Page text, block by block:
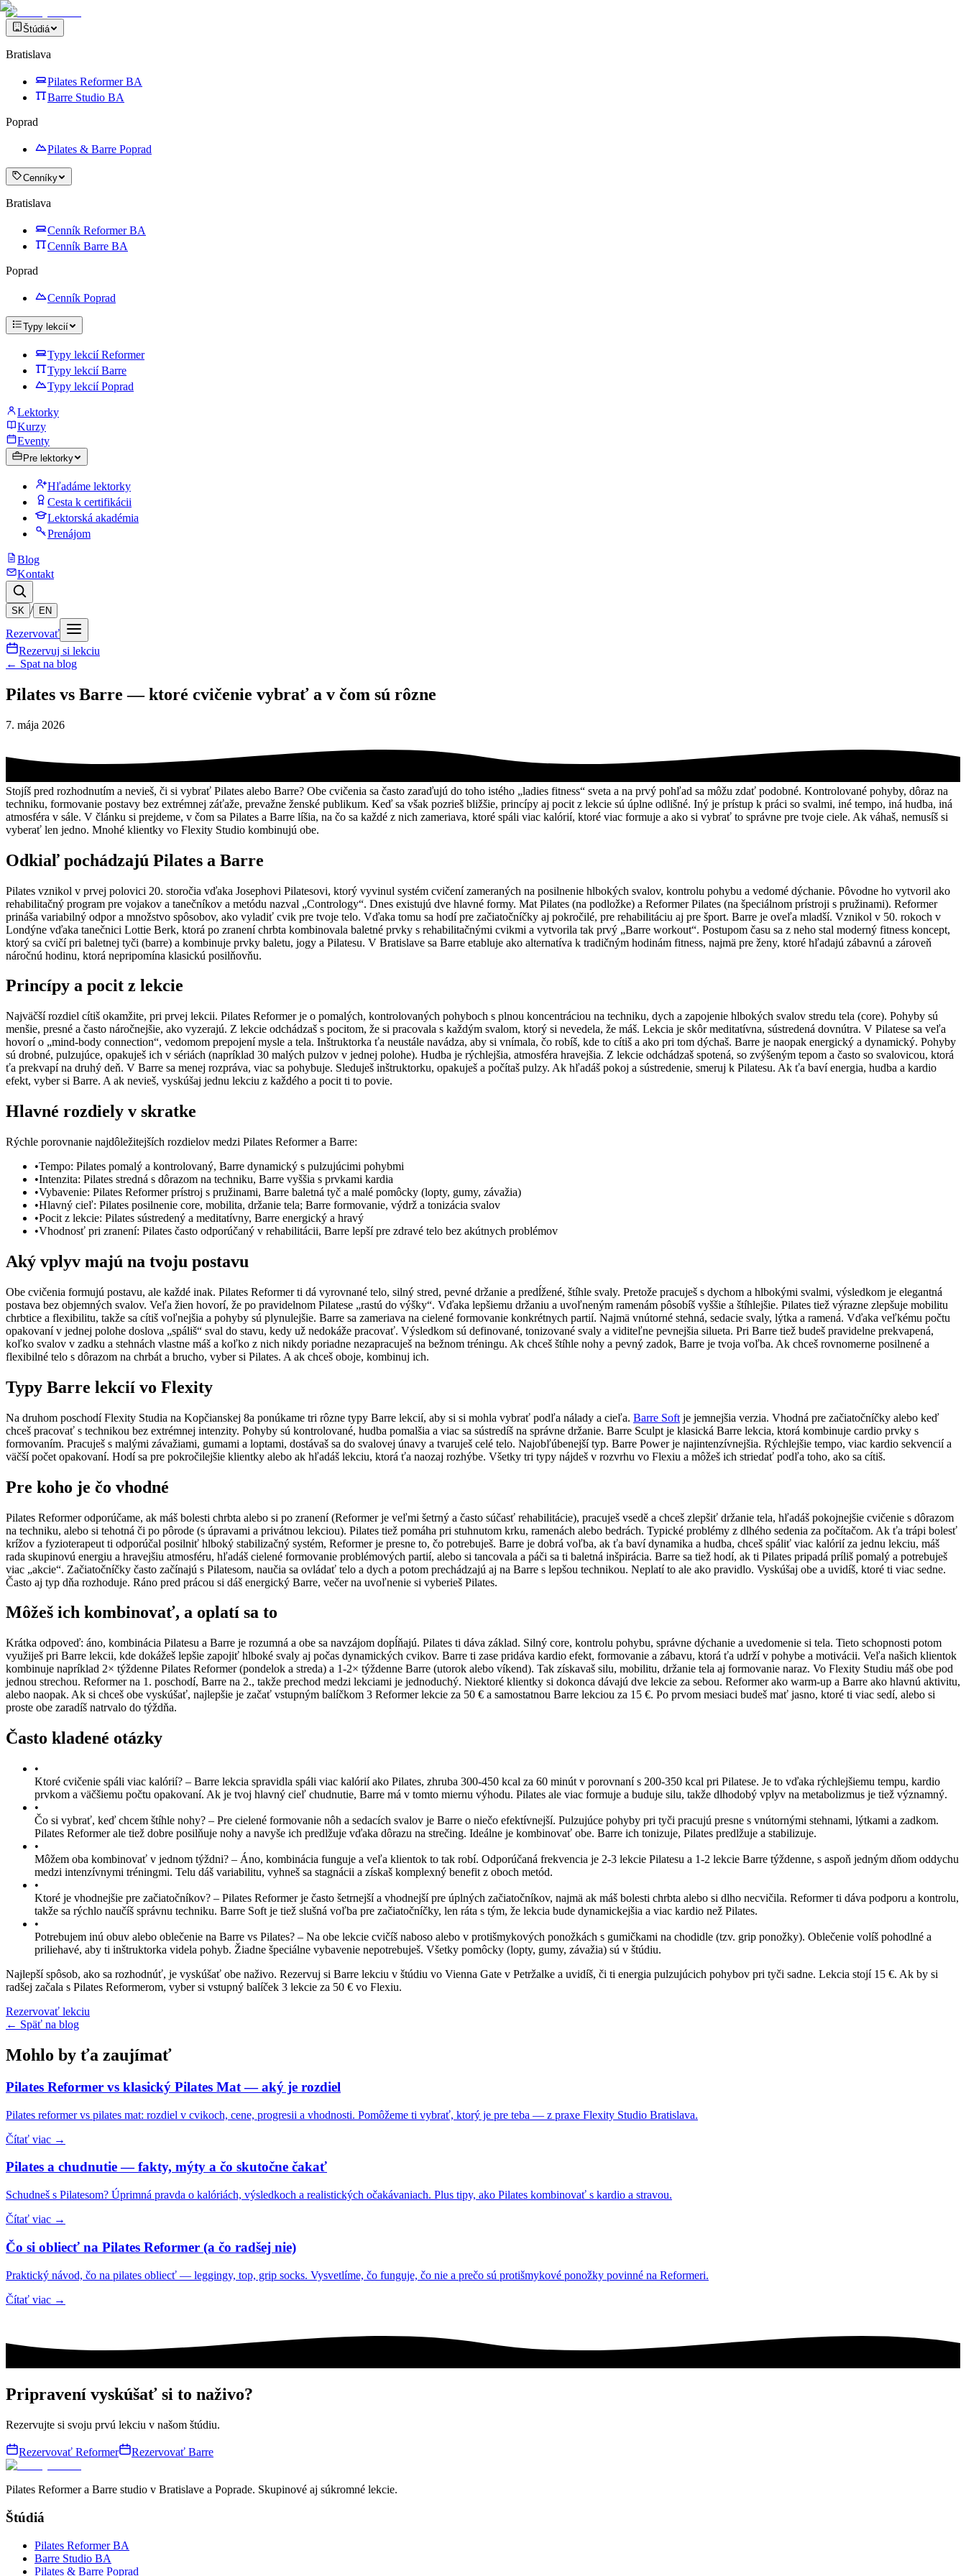
Štúdiá
Bratislava
Pilates Reformer BA
Barre Studio BA
Poprad
Pilates & Barre Poprad
Cenníky
Bratislava
Cenník Reformer BA
Cenník Barre BA
Poprad
Cenník Poprad
Typy lekcií
Typy lekcií Reformer
Typy lekcií Barre
Typy lekcií Poprad
Lektorky
Kurzy
Eventy
Pre lektorky
Hľadáme lektorky
Cesta k certifikácii
Lektorská akadémia
Prenájom
Blog
Kontakt
SK / EN
Rezervovať
Rezervuj si lekciu
← Spat na blog
Pilates vs Barre — ktoré cvičenie vybrať a v čom sú rôzne
7. mája 2026
Stojíš pred rozhodnutím a nevieš, či si vybrať Pilates alebo Barre? Obe cvičenia sa často zaraďujú do toho istého „ladies fitness“ sveta a na prvý pohľad sa môžu zdať podobné. Kontrolované pohyby, dôraz na
techniku, formovanie postavy bez extrémnej záťaže, prevažne ženské publikum. Keď sa však pozrieš bližšie, princípy aj pocit z lekcie sú úplne odlišné. Iný je prístup k práci so svalmi, iné tempo, iná hudba, iná
atmosféra v sále. V článku si prejdeme, v čom sa Pilates a Barre líšia, na čo sa každé z nich zameriava, ktoré spáli viac kalórií, ktoré viac formuje a ako si vybrať to správne pre tvoje ciele. Ak váhaš, nemusíš si
vyberať len jedno. Mnohé klientky vo Flexity Studio kombinujú obe.
Odkiaľ pochádzajú Pilates a Barre
Pilates vznikol v prvej polovici 20. storočia vďaka Josephovi Pilatesovi, ktorý vyvinul systém cvičení zameraných na posilnenie hlbokých svalov, kontrolu pohybu a vedomé dýchanie. Pôvodne ho vytvoril ako
rehabilitačný program pre vojakov a tanečníkov a metódu nazval „Contrology“. Dnes existujú dve hlavné formy. Mat Pilates (na podložke) a Reformer Pilates (na špeciálnom prístroji s pružinami). Reformer
prináša variabilný odpor a množstvo spôsobov, ako vyladiť cvik pre tvoje telo. Vďaka tomu sa hodí pre začiatočníčky aj pokročilé, pre rehabilitáciu aj pre šport. Barre je oveľa mladší. Vznikol v 50. rokoch v
Londýne vďaka tanečnici Lottie Berk, ktorá po zranení chrbta kombinovala baletné prvky s rehabilitačnými cvikmi a vytvorila tak prvý „Barre workout“. Postupom času sa z neho stal moderný fitness koncept,
ktorý sa cvičí pri baletnej tyči (barre) a kombinuje prvky baletu, jogy a Pilatesu. V Bratislave sa Barre etabluje ako alternatíva k tradičným hodinám fitness, najmä pre ženy, ktoré hľadajú zábavnú a zároveň
náročnú hodinu, ktorá nepripomína klasickú posilňovňu.
Princípy a pocit z lekcie
Najväčší rozdiel cítiš okamžite, pri prvej lekcii. Pilates Reformer je o pomalých, kontrolovaných pohyboch s plnou koncentráciou na techniku, dych a zapojenie hlbokých svalov stredu tela (core). Pohyby sú
menšie, presné a často náročnejšie, ako vyzerajú. Z lekcie odchádzaš s pocitom, že si pracovala s každým svalom, ktorý si nevedela, že máš. Lekcia je skôr meditatívna, sústredená dovnútra. V Pilatese sa veľa
hovorí o „mind-body connection“, vedomom prepojení mysle a tela. Inštruktorka ťa neustále navádza, aby si vnímala, čo robíš, kde to cítiš a ako pri tom dýchaš. Barre je naopak energický a dynamický. Pohyby
sú drobné, pulzujúce, opakuješ ich v sériách (napríklad 30 malých pulzov v jednej polohe). Hudba je rýchlejšia, atmosféra hravejšia. Z lekcie odchádzaš spotená, so zvýšeným tepom a často so svalovicou, ktorá
ťa prekvapí na druhý deň. V Barre sa menej rozpráva, viac sa pohybuje. Sleduješ inštruktorku, opakuješ a počítaš pulzy. Ak hľadáš pokoj a sústredenie, smeruj k Pilatesu. Ak ťa baví energia, hudba a kardio
efekt, vyber si Barre. A ak nevieš, vyskúšaj jednu lekciu z každého a pocit ti to povie.
Hlavné rozdiely v skratke
Rýchle porovnanie najdôležitejších rozdielov medzi Pilates Reformer a Barre:
•Tempo: Pilates pomalý a kontrolovaný, Barre dynamický s pulzujúcimi pohybmi
•Intenzita: Pilates stredná s dôrazom na techniku, Barre vyššia s prvkami kardia
•Vybavenie: Pilates Reformer prístroj s pružinami, Barre baletná tyč a malé pomôcky (lopty, gumy, závažia)
•Hlavný cieľ: Pilates posilnenie core, mobilita, držanie tela; Barre formovanie, výdrž a tonizácia svalov
•Pocit z lekcie: Pilates sústredený a meditatívny, Barre energický a hravý
•Vhodnosť pri zranení: Pilates často odporúčaný v rehabilitácii, Barre lepší pre zdravé telo bez akútnych problémov
Aký vplyv majú na tvoju postavu
Obe cvičenia formujú postavu, ale každé inak. Pilates Reformer ti dá vyrovnané telo, silný stred, pevné držanie a predĺžené, štíhle svaly. Pretože pracuješ s dychom a hlbokými svalmi, výsledkom je elegantná
postava bez objemných svalov. Veľa žien hovorí, že po pravidelnom Pilatese „rastú do výšky“. Vďaka lepšiemu držaniu a uvoľneným ramenám pôsobíš vyššie a štíhlejšie. Pilates tiež výrazne zlepšuje mobilitu
chrbtice a flexibilitu, takže sa cítiš voľnejšia a pohyby sú plynulejšie. Barre sa zameriava na cielené formovanie konkrétnych partií. Najmä vnútorné stehná, sedacie svaly, lýtka a ramená. Vďaka veľkému počtu
opakovaní v jednej polohe doslova „spáliš“ sval do stavu, kedy už nedokáže pracovať. Výsledkom sú definované, tonizované svaly a viditeľne pevnejšia silueta. Pri Barre tiež budeš pravidelne prekvapená,
koľko svalov v zadku a stehnách vlastne máš a koľko z nich nikdy poriadne nezapracuješ na bežnom tréningu. Ak chceš štíhle nohy a pevný zadok, Barre je tvoja voľba. Ak chceš rovnomerne posilnené a
flexibilné telo s dôrazom na chrbát a brucho, vyber si Pilates. A ak chceš oboje, kombinuj ich.
Typy Barre lekcií vo Flexity
Na druhom poschodí Flexity Studia na Kopčianskej 8a ponúkame tri rôzne typy Barre lekcií, aby si si mohla vybrať podľa nálady a cieľa. Barre Soft je jemnejšia verzia. Vhodná pre začiatočníčky alebo keď
chceš pracovať s technikou bez extrémnej intenzity. Pohyby sú kontrolované, hudba pomalšia a viac sa sústredíš na správne držanie. Barre Sculpt je klasická Barre lekcia, ktorá kombinuje cardio prvky s
formovaním. Pracuješ s malými závažiami, gumami a loptami, dostávaš sa do svalovej únavy a tvaruješ celé telo. Najobľúbenejší typ. Barre Power je najintenzívnejšia. Rýchlejšie tempo, viac kardio sekvencií a
väčší počet opakovaní. Hodí sa pre pokročilejšie klientky alebo ak hľadáš lekciu, ktorá ťa naozaj rozhýbe. Všetky tri typy nájdeš v rozvrhu vo Flexiu a môžeš ich striedať podľa toho, ako sa cítiš.
Pre koho je čo vhodné
Pilates Reformer odporúčame, ak máš bolesti chrbta alebo si po zranení (Reformer je veľmi šetrný a často súčasť rehabilitácie), pracuješ vsedě a chceš zlepšiť držanie tela, hľadáš pokojnejšie cvičenie s dôrazom
na techniku, alebo si tehotná či po pôrode (s úpravami a privátnou lekciou). Pilates tiež pomáha pri stuhnutom krku, ramenách alebo bedrách. Typické problémy z dlhého sedenia za počítačom. Ak ťa trápi bolesť
krížov a fyzioterapeut ti odporúčal posilniť hlboký stabilizačný systém, Reformer je presne to, čo potrebuješ. Barre je dobrá voľba, ak ťa baví dynamika a hudba, chceš spáliť viac kalórií za jednu lekciu, máš
rada skupinovú energiu a hravejšiu atmosféru, hľadáš cielené formovanie problémových partií, alebo si tancovala a páči sa ti baletná inšpirácia. Barre sa tiež hodí, ak ti Pilates pripadá príliš pomalý a potrebuješ
viac „akcie“. Začiatočníčky často začínajú s Pilatesom, naučia sa ovládať telo a dych a potom prechádzajú aj na Barre s lepšou technikou. Neplatí to ale ako pravidlo. Vyskúšaj obe a uvidíš, ktoré ti viac sedne.
Často aj typ dňa rozhoduje. Ráno pred prácou si dáš energický Barre, večer na uvoľnenie si vyberieš Pilates.
Môžeš ich kombinovať, a oplatí sa to
Krátka odpoveď: áno, kombinácia Pilatesu a Barre je rozumná a obe sa navzájom dopĺňajú. Pilates ti dáva základ. Silný core, kontrolu pohybu, správne dýchanie a uvedomenie si tela. Tieto schopnosti potom
využiješ pri Barre lekcii, kde dokážeš lepšie zapojiť hlboké svaly aj počas dynamických cvikov. Barre ti zase pridáva kardio efekt, formovanie a zábavu, ktorá ťa udrží v pohybe a motivácii. Veľa našich klientok
kombinuje napríklad 2× týždenne Pilates Reformer (pondelok a streda) a 1-2× týždenne Barre (utorok alebo víkend). Tak získavaš silu, mobilitu, držanie tela aj formovanie naraz. Vo Flexity Studiu máš obe pod
jednou strechou. Reformer na 1. poschodí, Barre na 2., takže prechod medzi lekciami je jednoduchý. Niektoré klientky si dokonca dávajú dve lekcie za sebou. Reformer ako warm-up a Barre ako hlavnú aktivitu,
alebo naopak. Ak si chceš obe vyskúšať, najlepšie je začať vstupným balíčkom 3 Reformer lekcie za 50 € a samostatnou Barre lekciou za 15 €. Po prvom mesiaci budeš mať jasno, ktoré ti viac sedí, alebo si
proste obe zaradíš natrvalo do týždňa.
Často kladené otázky
•
Ktoré cvičenie spáli viac kalórií? – Barre lekcia spravidla spáli viac kalórií ako Pilates, zhruba 300-450 kcal za 60 minút v porovnaní s 200-350 kcal pri Pilatese. Je to vďaka rýchlejšiemu tempu, kardio
prvkom a väčšiemu počtu opakovaní. Ak je tvoj hlavný cieľ chudnutie, Barre má v tomto miernu výhodu. Pilates ale viac formuje a buduje silu, takže dlhodobý vplyv na metabolizmus je tiež významný.
•
Čo si vybrať, keď chcem štíhle nohy? – Pre cielené formovanie nôh a sedacích svalov je Barre o niečo efektívnejší. Pulzujúce pohyby pri tyči pracujú presne s vnútornými stehnami, lýtkami a zadkom.
Pilates Reformer ale tiež dobre posilňuje nohy a navyše ich predlžuje vďaka dôrazu na strečing. Ideálne je kombinovať obe. Barre ich tonizuje, Pilates predlžuje a stabilizuje.
•
Môžem oba kombinovať v jednom týždni? – Áno, kombinácia funguje a veľa klientok to tak robí. Odporúčaná frekvencia je 2-3 lekcie Pilatesu a 1-2 lekcie Barre týždenne, s aspoň jedným dňom oddychu
medzi intenzívnymi tréningmi. Telu dáš variabilitu, vyhneš sa stagnácii a získaš komplexný benefit z oboch metód.
•
Ktoré je vhodnejšie pre začiatočníkov? – Pilates Reformer je často šetrnejší a vhodnejší pre úplných začiatočníkov, najmä ak máš bolesti chrbta alebo si dlho necvičila. Reformer ti dáva podporu a kontrolu,
takže sa rýchlo naučíš správnu techniku. Barre Soft je tiež slušná voľba pre začiatočníčky, len ráta s tým, že lekcia bude dynamickejšia a viac kardio než Pilates.
•
Potrebujem inú obuv alebo oblečenie na Barre vs Pilates? – Na obe lekcie cvičíš naboso alebo v protišmykových ponožkách s gumičkami na chodidle (tzv. grip ponožky). Oblečenie volíš pohodlné a
priliehavé, aby ti inštruktorka videla pohyb. Žiadne špeciálne vybavenie nepotrebuješ. Všetky pomôcky (lopty, gumy, závažia) sú v štúdiu.
Najlepší spôsob, ako sa rozhodnúť, je vyskúšať obe naživo. Rezervuj si Barre lekciu v štúdiu vo Vienna Gate v Petržalke a uvidíš, či ti energia pulzujúcich pohybov pri tyči sadne. Lekcia stojí 15 €. Ak by si
radšej začala s Pilates Reformerom, vyber si vstupný balíček 3 lekcie za 50 € vo Flexiu.
Rezervovať lekciu
← Späť na blog
Mohlo by ťa zaujímať
Pilates Reformer vs klasický Pilates Mat — aký je rozdiel
Pilates reformer vs pilates mat: rozdiel v cvikoch, cene, progresii a vhodnosti. Pomôžeme ti vybrať, ktorý je pre teba — z praxe Flexity Studio Bratislava.
Čítať viac →
Pilates a chudnutie — fakty, mýty a čo skutočne čakať
Schudneš s Pilatesom? Úprimná pravda o kalóriách, výsledkoch a realistických očakávaniach. Plus tipy, ako Pilates kombinovať s kardio a stravou.
Čítať viac →
Čo si obliecť na Pilates Reformer (a čo radšej nie)
Praktický návod, čo na pilates obliecť — leggingy, top, grip socks. Vysvetlíme, čo funguje, čo nie a prečo sú protišmykové ponožky povinné na Reformeri.
Čítať viac →
Pripravení vyskúšať si to naživo?
Rezervujte si svoju prvú lekciu v našom štúdiu.
Rezervovať Reformer Rezervovať Barre
Pilates Reformer a Barre studio v Bratislave a Poprade. Skupinové aj súkromné lekcie.
Štúdiá
Pilates Reformer BA
Barre Studio BA
Pilates & Barre Poprad